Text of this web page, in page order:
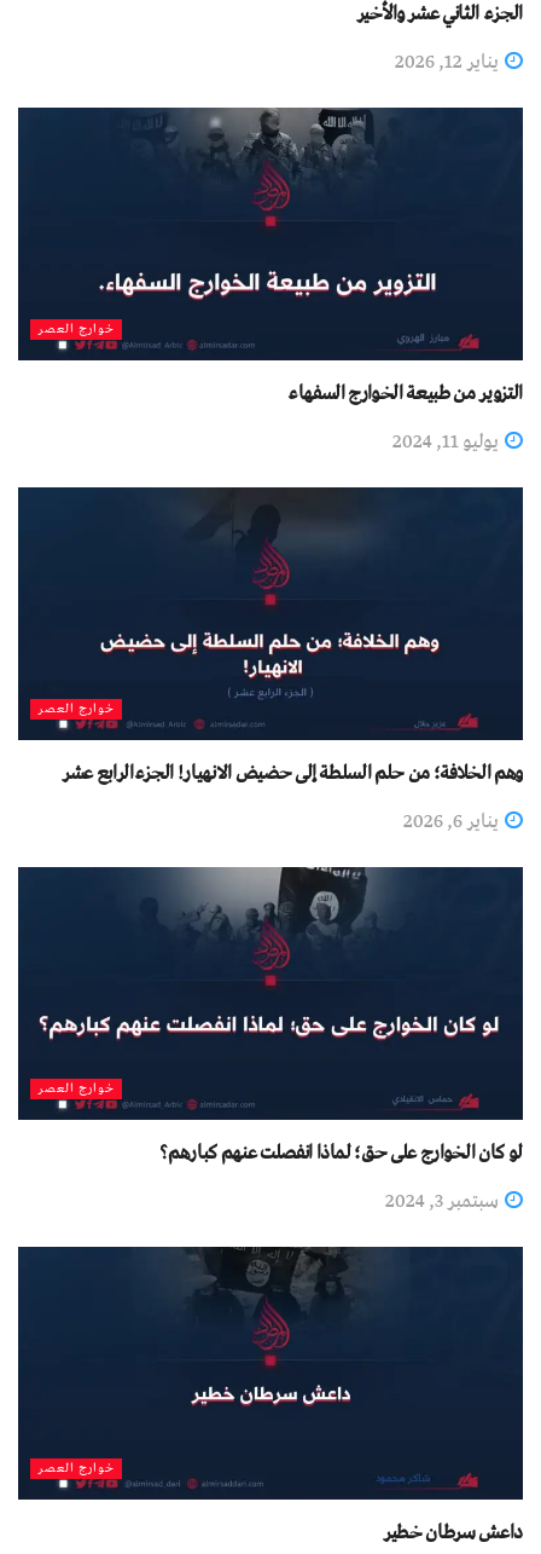
الجزء الثاني عشر والأخیر
يناير 12, 2026
خوارج العصر
التزوير من طبيعة الخوارج السفهاء
يوليو 11, 2024
خوارج العصر
وهم الخلافة؛ من حلم السلطة إلى حضيض الانهيار! الجزءالرابع عشر
يناير 6, 2026
خوارج العصر
لو كان الخوارج على حق؛ لماذا انفصلت عنهم كبارهم؟
سبتمبر 3, 2024
خوارج العصر
داعش سرطان خطير